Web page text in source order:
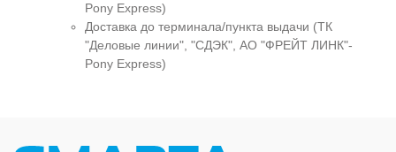
Pony Express)
Доставка до терминала/пункта выдачи (ТК
"Деловые линии", "СДЭК", АО "ФРЕЙТ ЛИНК"-
Pony Express)